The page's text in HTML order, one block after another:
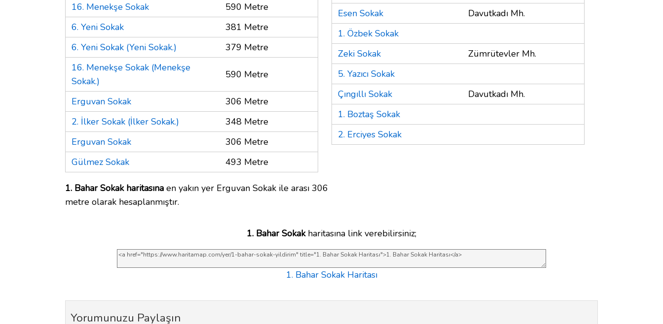
16. Menekşe Sokak
590 Metre
6. Yeni Sokak
381 Metre
6. Yeni Sokak (Yeni Sokak.)
379 Metre
16. Menekşe Sokak (Menekşe
Sokak.)
590 Metre
Erguvan Sokak
306 Metre
2. İlker Sokak (İlker Sokak.)
348 Metre
Erguvan Sokak
306 Metre
Gülmez Sokak
493 Metre
1. Bahar Sokak haritasına en yakın yer Erguvan Sokak ile arası 306
metre olarak hesaplanmıştır.
Esen Sokak
Davutkadı Mh.
1. Özbek Sokak
Zeki Sokak
Zümrütevler Mh.
5. Yazıcı Sokak
Çıngıllı Sokak
Davutkadı Mh.
1. Boztaş Sokak
2. Erciyes Sokak
1. Bahar Sokakharitasına link verebilirsiniz;
1. Bahar Sokak Haritası
Yorumunuzu Paylaşın